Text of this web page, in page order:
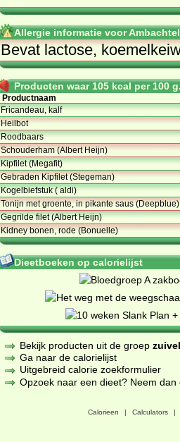
Allergie informatie voor
Bevat lactose,
Producten waar 105 kcal per 100
Productnaam
Fricandeau, kalf
Heilbot
Roodbaars
Schouderham (Albert Heijn)
Kipfilet (Megafit)
Gebraden Kipfilet (Stegeman)
Kogelbiefstuk ( aldi)
Tonijn met groente, in pikante saus (Deepblue)
Gegrilde filet (Albert Heijn)
Kidney bonen, rode (Bonuelle)
Dieetboeken op calorielijst
Bekijk producten uit de groep
Ga naar de calorielijst
Uitgebreid calorie zoekformulier
Opzoek naar een dieet? Neem
Calorieen | Calculators |